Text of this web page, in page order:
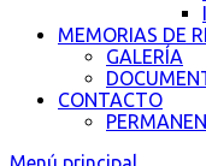
MEMORIAS DE
GALERÍA
CONTACTO